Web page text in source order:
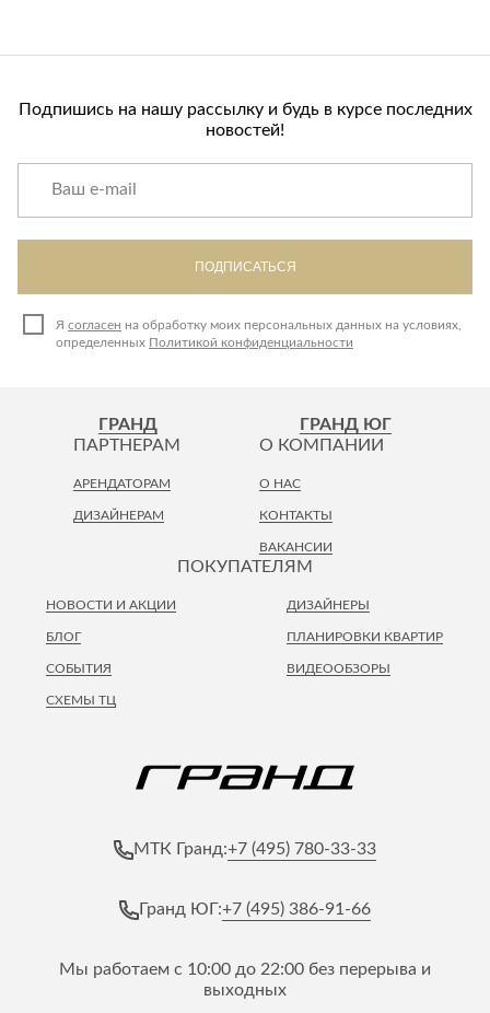
Подпишись на нашу рассылку и будь в курсе последних
новостей!
ПОДПИСАТЬСЯ
Я согласен на обработку моих персональных данных на условиях,
определенных Политикой конфиденциальности
ГРАНД ГРАНД ЮГ
ПОКУПАТЕЛЯМ
НОВОСТИ И АКЦИИ
ПЛАНИРОВКИ КВАРТИР
ВИДЕООБЗОРЫ
БЛОГ
СОБЫТИЯ
СХЕМЫ ТЦ
ДИЗАЙНЕРЫ
ПАРТНЕРАМ
АРЕНДАТОРАМ
ДИЗАЙНЕРАМ
О КОМПАНИИ
О НАС
КОНТАКТЫ
ВАКАНСИИ
МТК Гранд:+7 (495) 780-33-33
Гранд ЮГ:+7 (495) 386-91-66
Мы работаем с 10:00 до 22:00 без перерыва и
выходных